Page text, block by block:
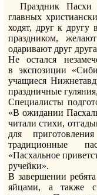
Праздник Пасхи
главных
ходят, друг к другу
праздником,
одаривают друг
Не остался
в экспозиции
учащиеся
праздничные
Специалисты
«В ожидании
читали стихи,
для
традиционные
«Пасхальное
ручейки».
В завершении
яйцами, а также с